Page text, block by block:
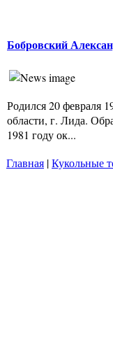
Бобровский
Родился 20 февраля
области, г. Лида.
1981 году ок...
Главная |Кукольные